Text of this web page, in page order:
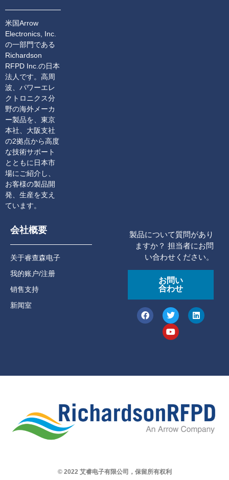
米国Arrow
Electronics, Inc.
の一部門である
Richardson
RFPD Inc.の日本
法人です。高周
波、パワーエレ
クトロニクス分
野の海外メーカ
ー製品を、東京
本社、大阪支社
の2拠点から高度
な技術サポート
とともに日本市
場にご紹介し、
お客様の製品開
発、生産を支え
ています。
会社概要
关于睿查森电子
我的账户/注册
销售支持
新闻室
製品について質問があり
ますか？ 担当者にお問
い合わせください。
お問い
合わせ
© 2022 艾睿电子有限公司，保留所有权利